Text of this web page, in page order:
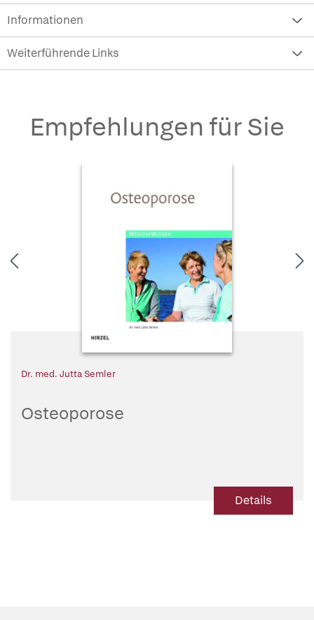
Informationen
Weiterführende Links
Empfehlungen für Sie
Dr. med. Jutta Semler
Osteoporose
Details